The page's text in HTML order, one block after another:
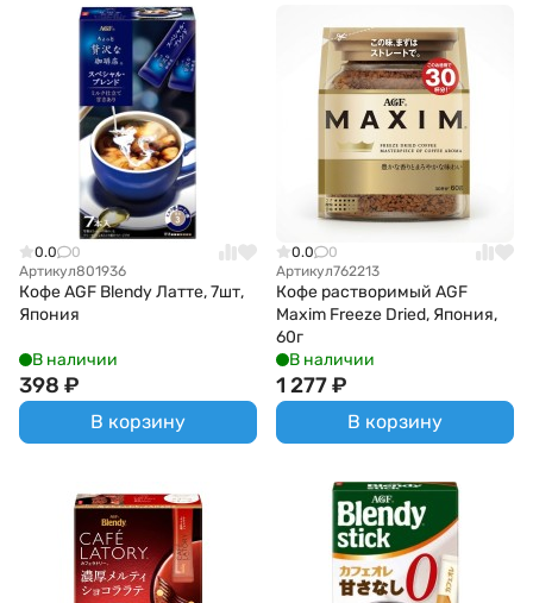
0.0
0
Артикул801936
Кофе AGF Blendy Латте, 7шт,
Япония
В наличии
398 ₽
В корзину
0.0
0
Артикул762213
Кофе растворимый AGF
Maxim Freeze Dried, Япония,
60г
В наличии
1 277₽
В корзину